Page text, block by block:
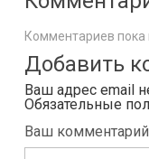
Комментариев пока
Добавить
Ваш адрес email
Обязательные
Ваш комментарий